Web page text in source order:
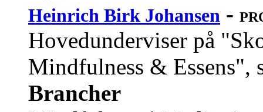
Heinrich Birk Johansen -
Hovedunderviser på
Mindfulness & Essens",
Brancher